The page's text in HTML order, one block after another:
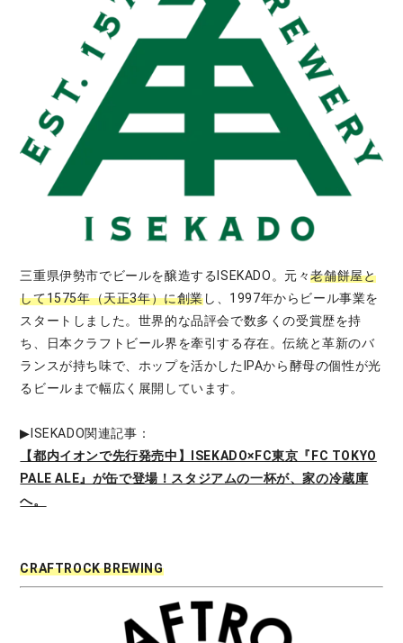
三重県伊勢市でビールを醸造するISEKADO。元々老舗餅屋と
して1575年（天正3年）に創業し、1997年からビール事業を
スタートしました。世界的な品評会で数多くの受賞歴を持
ち、日本クラフトビール界を牽引する存在。伝統と革新のバ
ランスが持ち味で、ホップを活かしたIPAから酵母の個性が光
るビールまで幅広く展開しています。
▶︎ISEKADO関連記事：
【都内イオンで先行発売中】ISEKADO×FC東京『FC TOKYO
PALE ALE』が缶で登場！スタジアムの一杯が、家の冷蔵庫
へ。
CRAFTROCK BREWING